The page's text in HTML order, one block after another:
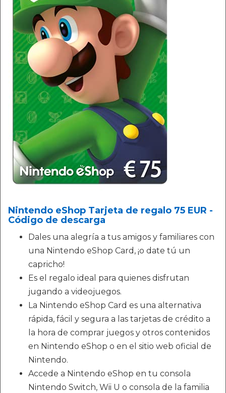
Nintendo eShop Tarjeta de regalo 75 EUR -
Código de descarga
Dales una alegría a tus amigos y familiares con
una Nintendo eShop Card, ¡o date tú un
capricho!
Es el regalo ideal para quienes disfrutan
jugando a videojuegos.
La Nintendo eShop Card es una alternativa
rápida, fácil y segura a las tarjetas de crédito a
la hora de comprar juegos y otros contenidos
en Nintendo eShop o en el sitio web oficial de
Nintendo.
Accede a Nintendo eShop en tu consola
Nintendo Switch, Wii U o consola de la familia